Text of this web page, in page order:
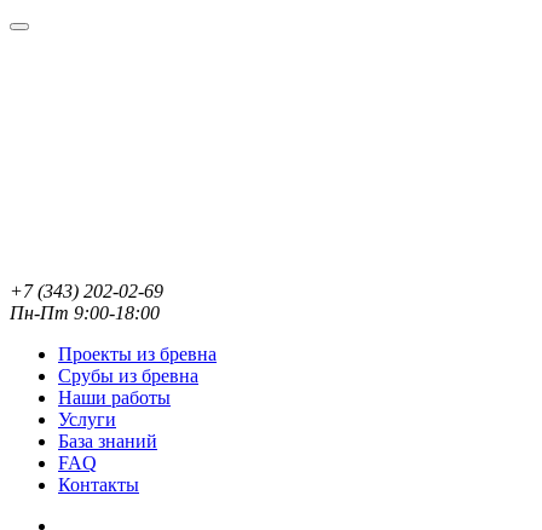
+7 (343) 202-02-69
Пн-Пт 9:00-18:00
Проекты из бревна
Срубы из бревна
Наши работы
Услуги
База знаний
FAQ
Контакты